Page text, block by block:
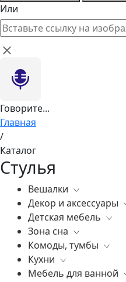
Или
Говорите...
Главная
/
Каталог
Стулья
Вешалки
Все
Декор и аксессуары
Все
Вазы
Элитные зеркала
Ковры
Статуэтки
Детская мебель
Все
Комоды, тумбы
Зеркала
Освещение
Зона сна
Все
Постельное белье
Матрасы
Комоды, тумбы
Все
Бары
Кухни
Все
Мебель для ванной